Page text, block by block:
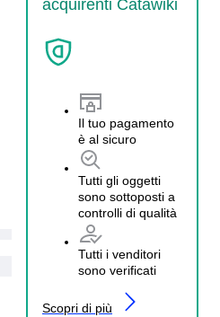
acquirenti Catawiki
Il tuo pagamento
è al sicuro
Tutti gli oggetti
sono sottoposti a
controlli di qualità
Tutti i venditori
sono verificati
Scopri di più